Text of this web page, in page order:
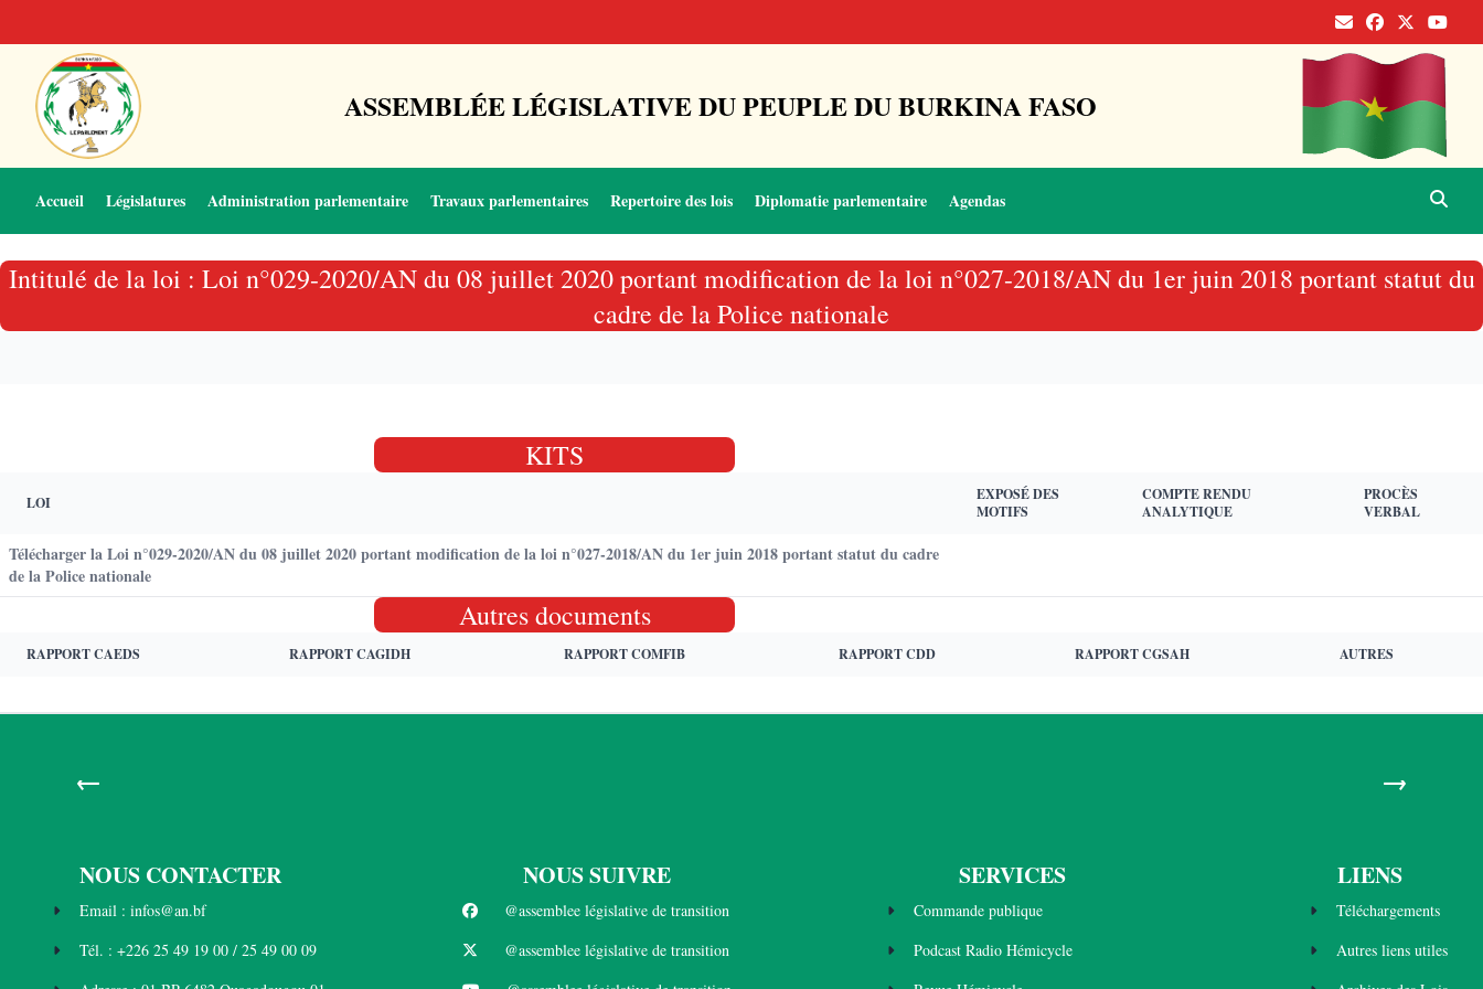
ASSEMBLÉE LÉGISLATIVE DU PEUPLE DU BURKINA FASO
Accueil Législatures Administration parlementaire Travaux parlementaires Repertoire des lois Diplomatie parlementaire Agendas
Intitulé de la loi : Loi n°029-2020/AN du 08 juillet 2020 portant modification de la loi n°027-2018/AN du 1er juin 2018 portant statut du
cadre de la Police nationale
KITS
LOI
EXPOSÉ DES
MOTIFS
COMPTE RENDU
ANALYTIQUE
PROCÈS
VERBAL
Télécharger la Loi n°029-2020/AN du 08 juillet 2020 portant modification de la loi n°027-2018/AN du 1er juin 2018 portant statut du cadre
de la Police nationale
Autres documents
RAPPORT CAEDS RAPPORT CAGIDH RAPPORT COMFIB RAPPORT CDD RAPPORT CGSAH AUTRES
← →
NOUS CONTACTER
Email : infos@an.bf
Tél. : +226 25 49 19 00 / 25 49 00 09
NOUS SUIVRE
@assemblee législative de transition
@assemblee législative de transition
SERVICES
Commande publique
Podcast Radio Hémicycle
LIENS
Téléchargements
Autres liens utiles